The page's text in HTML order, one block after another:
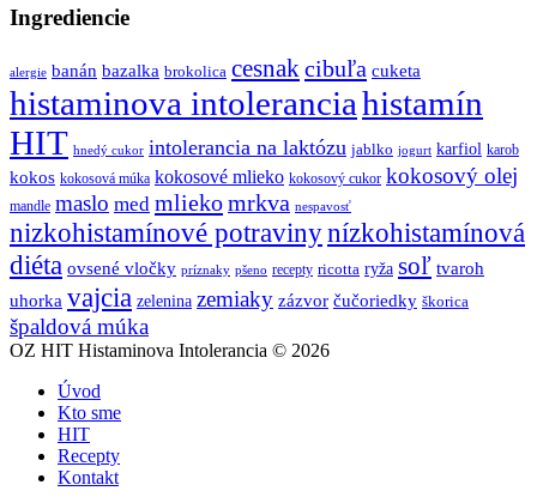
Ingrediencie
alergie banán bazalka brokolica cesnak cibuľa cuketa
histaminova intoleranciahistamín
HIT hnedý cukor intolerancia na laktózu jablko jogurt karfiol karob
kokos kokosová múka kokosové mlieko kokosový cukor kokosový olej
mandle maslo med mliekomrkva nespavosť
nizkohistamínové potravinynízkohistamínová
diéta ovsené vločky príznaky pšeno recepty ricotta ryža soľ tvaroh
uhorka vajcia zelenina zemiaky zázvor čučoriedky škorica
špaldová múka
OZ HIT Histaminova Intolerancia © 2026
Úvod
Kto sme
HIT
Recepty
Kontakt